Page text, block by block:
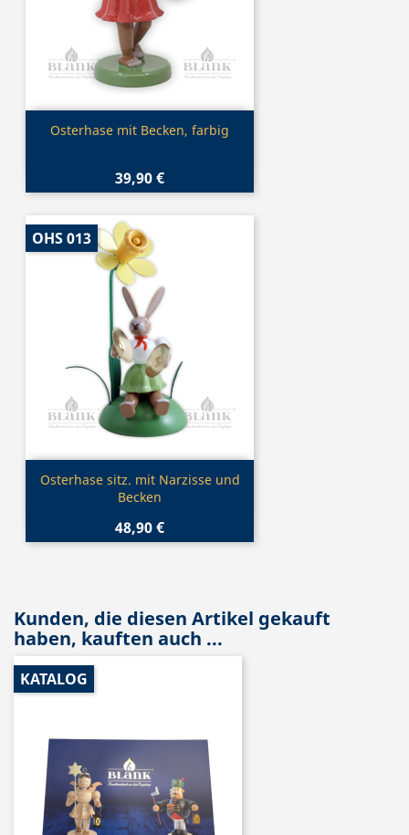
 Vorschau
Osterhase mit Becken, farbig
39,90 €
Vorschau
Osterhase sitz. mit Narzisse und
Becken
48,90 €
OHS 013
Kunden, die diesen Artikel gekauft
haben, kauften auch ...
KATALOG